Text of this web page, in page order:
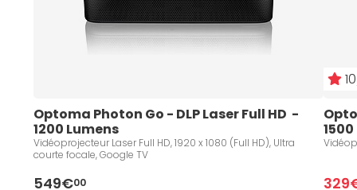
Optoma Photon Go - DLP Laser Full HD  -
1200 Lumens
Vidéoprojecteur Laser Full HD, 1920 x 1080 (Full HD), Ultra
courte focale, Google TV
549€00